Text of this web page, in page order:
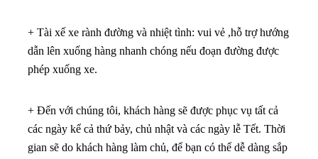
+ Tài xế xe rành đường và nhiệt tình: vui vẻ ,hỗ trợ hướng
dẫn lên xuống hàng nhanh chóng nếu đoạn đường được
phép xuống xe.
+ Đến với chúng tôi, khách hàng sẽ được phục vụ tất cả
các ngày kể cả thứ bảy, chủ nhật và các ngày lễ Tết. Thời
gian sẽ do khách hàng làm chủ, để bạn có thể dễ dàng sắp